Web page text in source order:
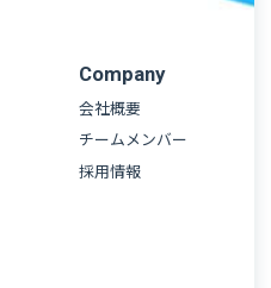
Company
会社概要
チームメンバー
採用情報